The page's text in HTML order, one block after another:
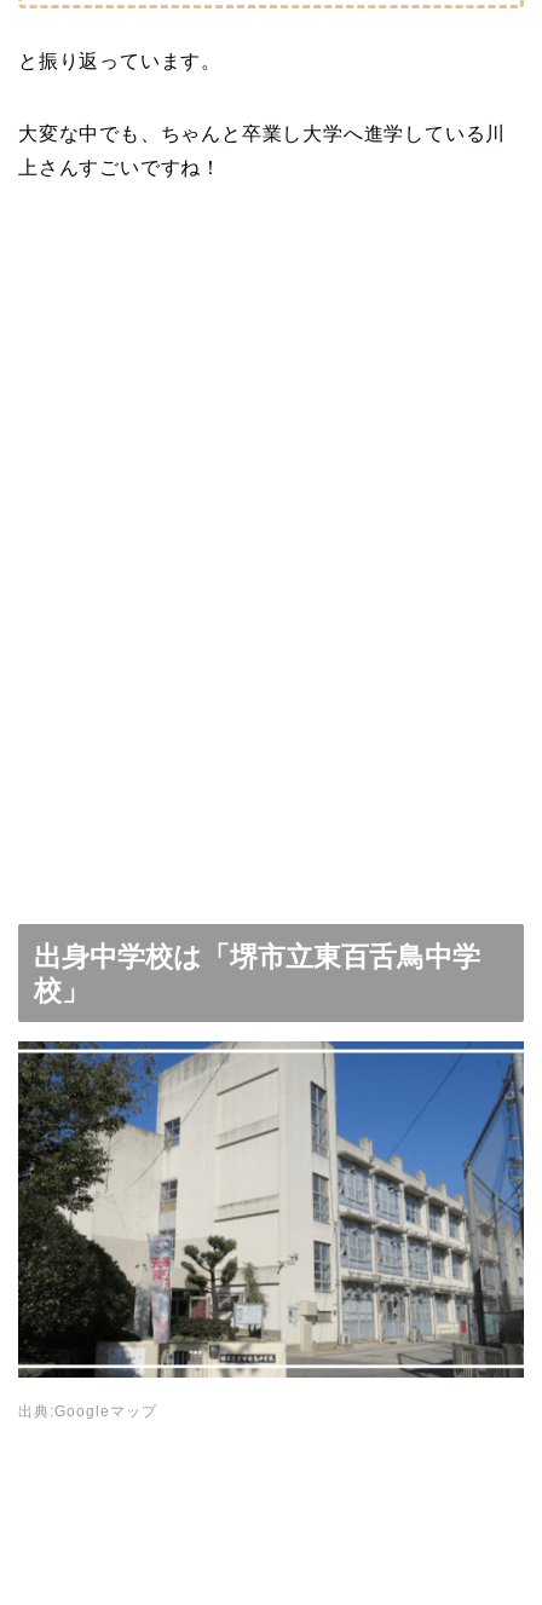
と振り返っています。
大変な中でも、ちゃんと卒業し大学へ進学している川
上さんすごいですね！
出身中学校は「 堺市立東百舌鳥中学
校 」
出典:Googleマップ